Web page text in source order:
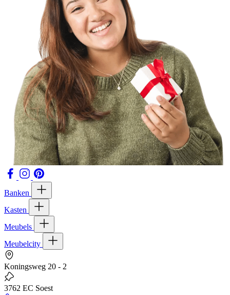
Banken
Kasten
Meubels
Meubelcity
Koningsweg 20 - 2
3762 EC Soest